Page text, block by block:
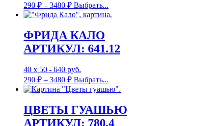
290 ₽ – 3480 ₽ Выбрать...
ФРИДА КАЛО
АРТИКУЛ: 641.12
40 х 50 - 640 руб.
290 ₽ – 3480 ₽ Выбрать...
ЦВЕТЫ ГУАШЬЮ
АРТИКУЛ: 780.4